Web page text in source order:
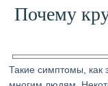
Почему
Такие симптомы, как